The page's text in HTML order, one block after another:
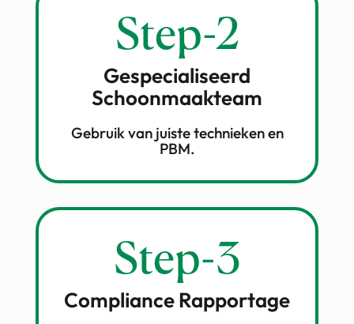
Step-2
Gespecialiseerd
Schoonmaakteam
Gebruik van juiste technieken en
PBM.
Step-3
Compliance Rapportage